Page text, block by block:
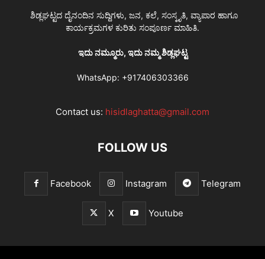
ಶಿಡ್ಲಘಟ್ಟದ ದೈನಂದಿನ ಸುದ್ದಿಗಳು, ಜನ, ಕಲೆ, ಸಂಸ್ಕೃತಿ, ವ್ಯಾಪಾರ ಹಾಗೂ
ಕಾರ್ಯಕ್ರಮಗಳ ಕುರಿತು ಸಂಪೂರ್ಣ ಮಾಹಿತಿ.
ಇದು ನಮ್ಮೂರು, ಇದು ನಮ್ಮ ಶಿಡ್ಲಘಟ್ಟ
WhatsApp: +917406303366
Contact us: hisidlaghatta@gmail.com
FOLLOW US
Facebook Instagram Telegram
X Youtube